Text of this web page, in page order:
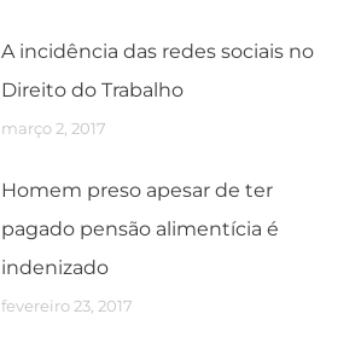
A incidência das redes sociais no
Direito do Trabalho
março 2, 2017
Homem preso apesar de ter
pagado pensão alimentícia é
indenizado
fevereiro 23, 2017